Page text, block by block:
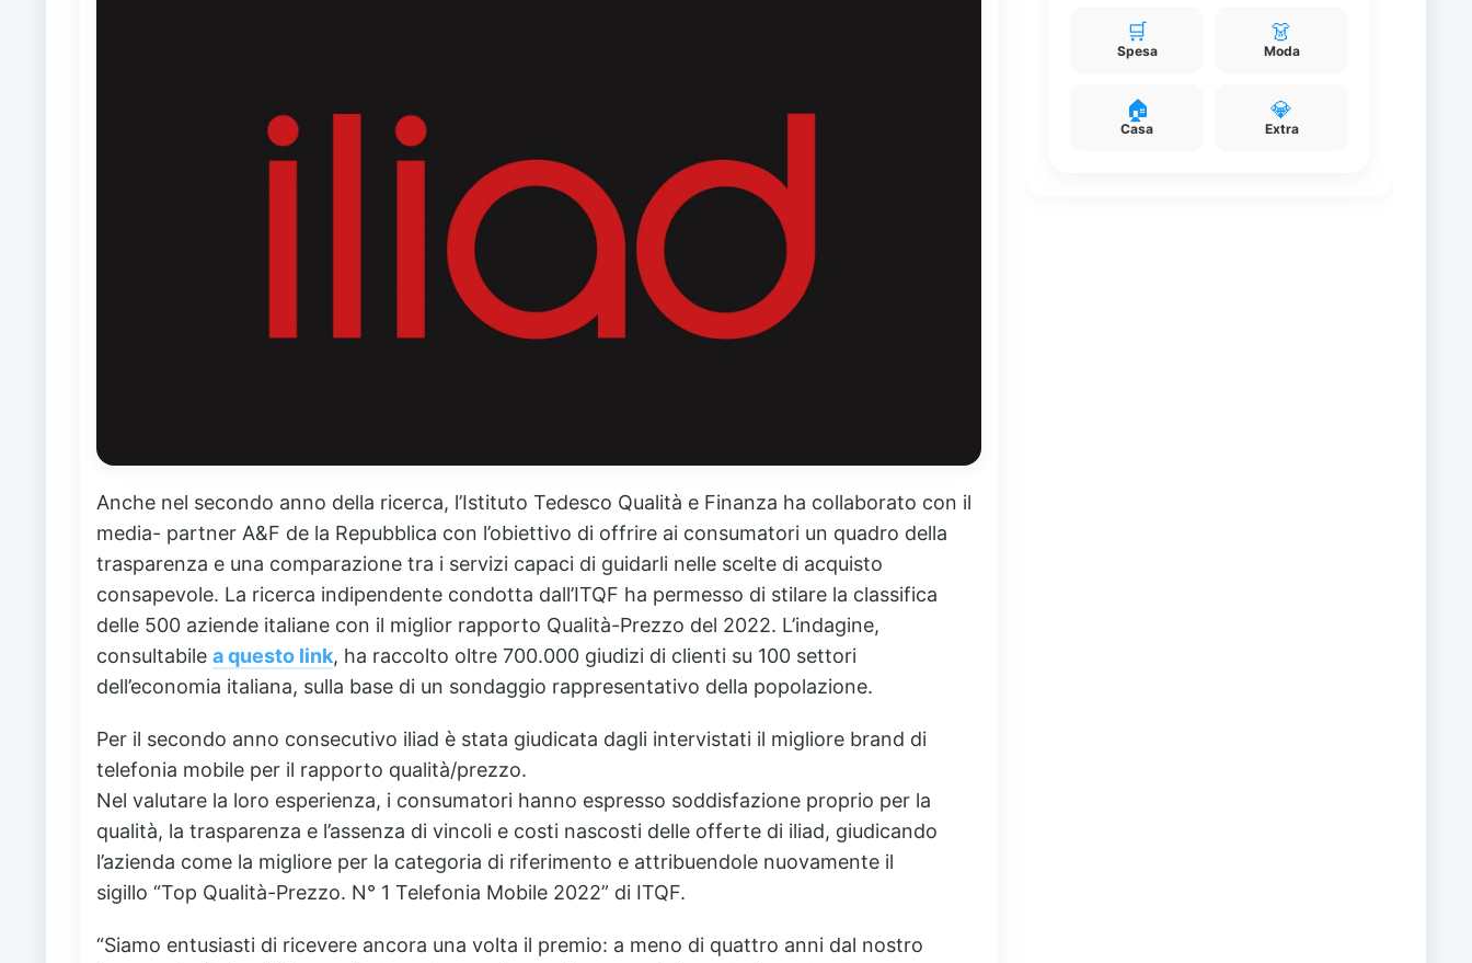
Anche nel secondo anno della ricerca, l’Istituto Tedesco Qualità e Finanza ha collaborato con il
media- partner A&F de la Repubblica con l’obiettivo di offrire ai consumatori un quadro della
trasparenza e una comparazione tra i servizi capaci di guidarli nelle scelte di acquisto
consapevole. La ricerca indipendente condotta dall’ITQF ha permesso di stilare la classifica
delle 500 aziende italiane con il miglior rapporto Qualità-Prezzo del 2022. L’indagine,
consultabile a questo link, ha raccolto oltre 700.000 giudizi di clienti su 100 settori
dell’economia italiana, sulla base di un sondaggio rappresentativo della popolazione.
Per il secondo anno consecutivo iliad è stata giudicata dagli intervistati il migliore brand di
telefonia mobile per il rapporto qualità/prezzo.
Nel valutare la loro esperienza, i consumatori hanno espresso soddisfazione proprio per la
qualità, la trasparenza e l’assenza di vincoli e costi nascosti delle offerte di iliad, giudicando
l’azienda come la migliore per la categoria di riferimento e attribuendole nuovamente il
sigillo “Top Qualità-Prezzo. N° 1 Telefonia Mobile 2022” di ITQF.
“Siamo entusiasti di ricevere ancora una volta il premio: a meno di quattro anni dal nostro
🛒
Spesa
👗
Moda
🏠
Casa
💎
Extra